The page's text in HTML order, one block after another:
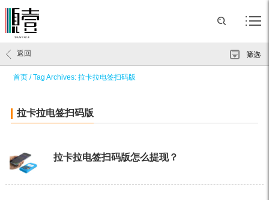
首页 /Tag Archives: 拉卡拉电签扫码版
返回 筛选
拉卡拉电签扫码版
拉卡拉电签扫码版怎么提现？